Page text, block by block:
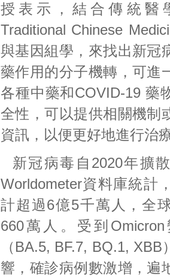
授表示，結合傳統醫
Traditional Chinese
與基因組學，來找出新冠
藥作用的分子機轉，可進
各種中藥和COVID-19 藥
全性，可以提供相關機制
資訊，以便更好地進行治
新冠病毒自2020年擴
Worldometer資料庫統計
計超過6億5千萬人，全
660萬人。受到
（BA.5, BF.7, BQ.1,
響，確診病例數激增，遍